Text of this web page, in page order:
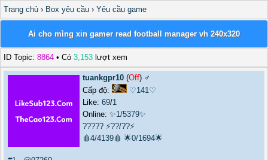
Trang chủ › Box yêu cầu › Yêu cầu game
Ai cho mìng xin gamer read football manager vh 240x320
ID Topic: 8864 • Có 3,153 lượt xem
tuankgpr10 (Off) ♂️
Cấp độ:
♡141♡
Like: 69/1
Online: ✨1/5379✨
????? ⚡??/??⚡
🩸4/4139🩸 🌟0/1694🌟